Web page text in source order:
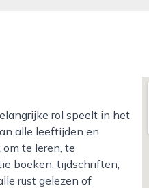
alle leeftijden en
te leren, te
boeken, tijdschriften,
rust gelezen of